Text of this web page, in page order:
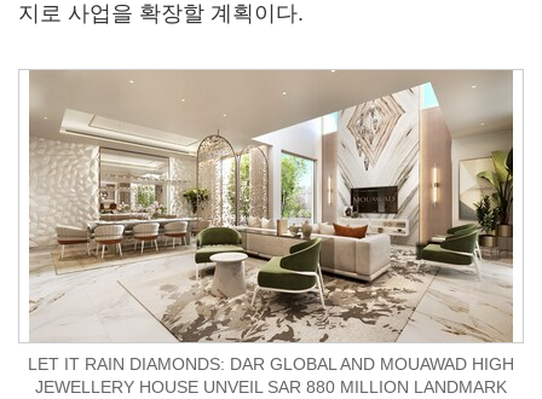
지로 사업을 확장할 계획이다.
LET IT RAIN DIAMONDS: DAR GLOBAL AND MOUAWAD HIGH
JEWELLERY HOUSE UNVEIL SAR 880 MILLION LANDMARK